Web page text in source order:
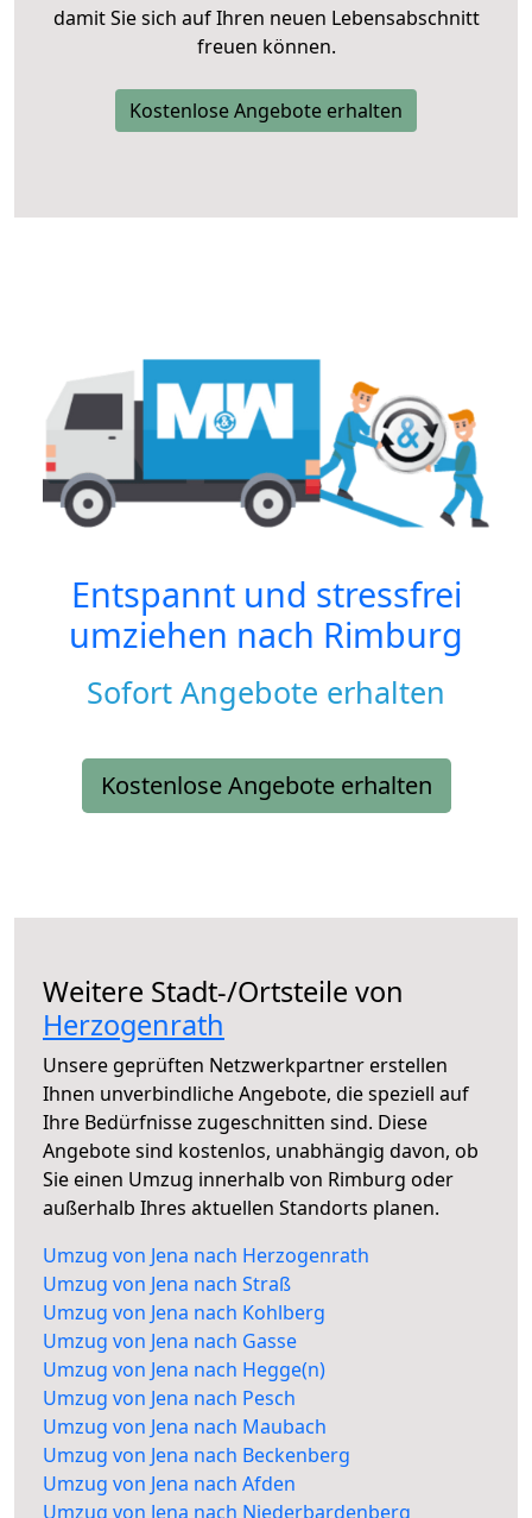
damit Sie sich auf Ihren neuen Lebensabschnitt
freuen können.
Kostenlose Angebote erhalten
Entspannt und stressfrei
umziehen nach Rimburg
Sofort Angebote erhalten
Kostenlose Angebote erhalten
Weitere Stadt-/Ortsteile von
Herzogenrath
Unsere geprüften Netzwerkpartner erstellen
Ihnen unverbindliche Angebote, die speziell auf
Ihre Bedürfnisse zugeschnitten sind. Diese
Angebote sind kostenlos, unabhängig davon, ob
Sie einen Umzug innerhalb von Rimburg oder
außerhalb Ihres aktuellen Standorts planen.
Umzug von Jena nach Herzogenrath
Umzug von Jena nach Straß
Umzug von Jena nach Kohlberg
Umzug von Jena nach Gasse
Umzug von Jena nach Hegge(n)
Umzug von Jena nach Pesch
Umzug von Jena nach Maubach
Umzug von Jena nach Beckenberg
Umzug von Jena nach Afden
Umzug von Jena nach Niederbardenberg